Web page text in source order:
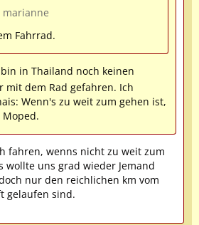
marianne
Fahrrad.
in Thailand noch keinen
mit dem Rad gefahren. Ich
Wenn's zu weit zum gehen ist,
fahren, wenns nicht zu weit zum
wollte uns grad wieder Jemand
nur den reichlichen km vom
gelaufen sind.